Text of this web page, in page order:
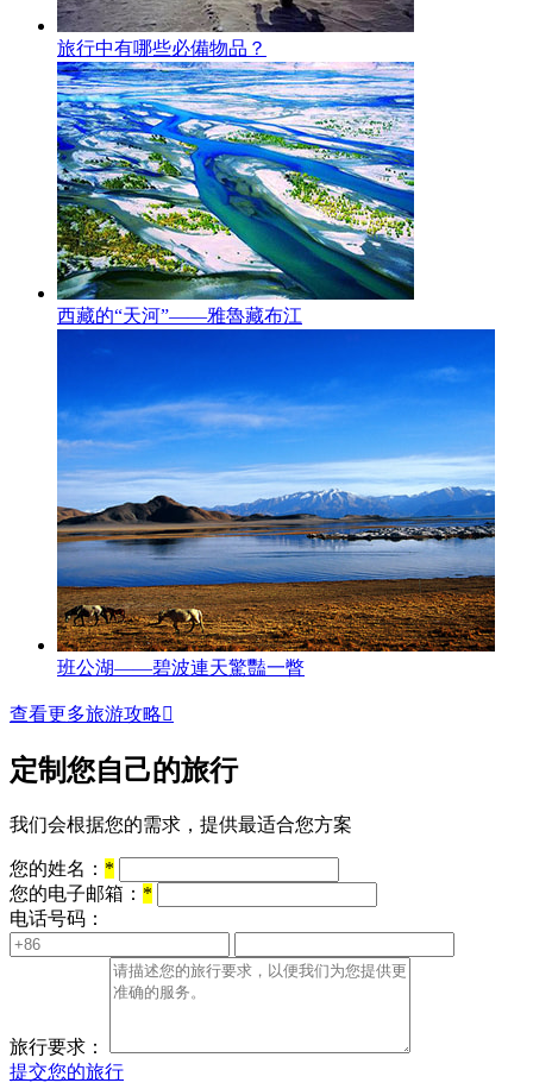
旅行中有哪些必備物品？
西藏的“天河”——雅魯藏布江
班公湖——碧波連天驚豔一瞥
查看更多旅游攻略
定制您自己的旅行
我们会根据您的需求，提供最适合您方案
您的姓名： *
您的电子邮箱： *
电话号码：
旅行要求：
提交您的旅行